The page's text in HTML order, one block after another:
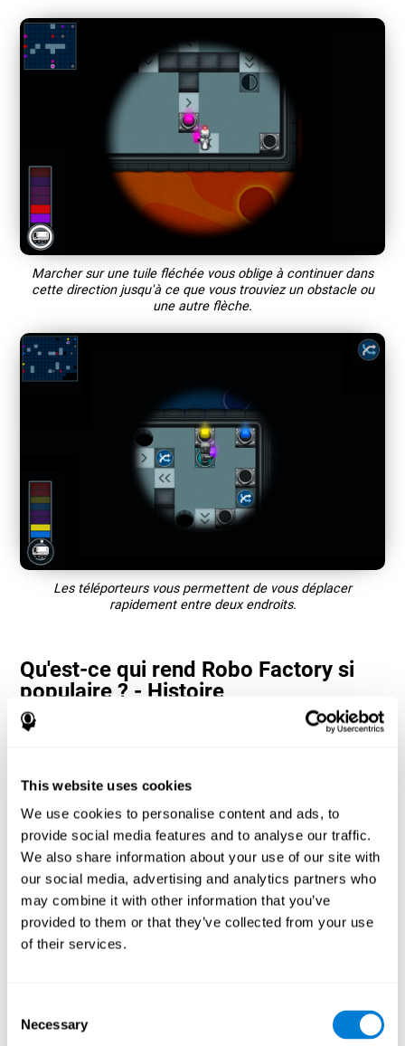
This website uses cookies
We use cookies to personalise content and ads, to
provide social media features and to analyse our traffic.
We also share information about your use of our site with
our social media, advertising and analytics partners who
may combine it with other information that you’ve
provided to them or that they’ve collected from your use
of their services.
Selection
Necessary
Marcher sur une tuile fléchée vous oblige à continuer dans
cette direction jusqu'à ce que vous trouviez un obstacle ou
une autre flèche.
Les téléporteurs vous permettent de vous déplacer
rapidement entre deux endroits.
Qu'est-ce qui rend Robo Factory si
populaire ? - Histoire
Les jeux d'estimation et de vitesse de traitement tels que Robo
apporter des réponses correctes plus rapides aux cibles et à
divertir l'utilisateur tout en travaillant sur ses différentes
compétences cognitives.
Comment le jeu mental "Robo
Factory" améliore-t-il mes capacités
cognitives ?
La Robo Factory de CogniFit aide à stimuler un modèle
d'activation neuronale spécifique. Répéter et entraîner ce schéma
de manière cohérente peut aider à créer de nouvelles synapses et
spatiale et le déplacement. La stimulation constante de ces